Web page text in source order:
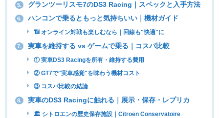
5. グランツーリスモ7のDS3 Racing｜スペックと入手方法
6. ハンコンで乗るともっと気持ちいい｜機材ガイド
📶 オンライン対戦も楽しむなら｜回線も"快適"に
7. 実車を維持する vs ゲームで乗る｜コスパ比較
① 実車DS3 Racingを所有・維持する費用
② GT7で"実車感覚"を味わう機材コスト
③ コスパ比較の結論
8. 実車のDS3 Racingに触れる｜展示・保存・レプリカ
🏛 シトロエンの歴史保存施設｜Citroën Conservatoire